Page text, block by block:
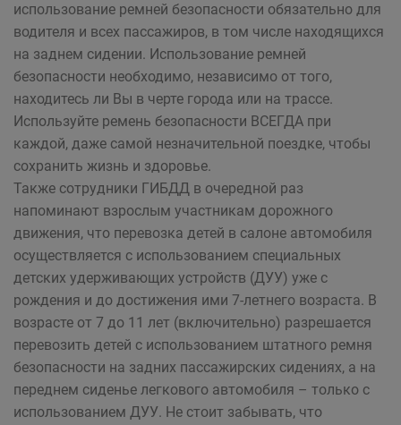
использование ремней безопасности обязательно для
водителя и всех пассажиров, в том числе находящихся
на заднем сидении. Использование ремней
безопасности необходимо, независимо от того,
находитесь ли Вы в черте города или на трассе.
Используйте ремень безопасности ВСЕГДА при
каждой, даже самой незначительной поездке, чтобы
сохранить жизнь и здоровье.
Также сотрудники ГИБДД в очередной раз
напоминают взрослым участникам дорожного
движения, что перевозка детей в салоне автомобиля
осуществляется с использованием специальных
детских удерживающих устройств (ДУУ) уже с
рождения и до достижения ими 7-летнего возраста. В
возрасте от 7 до 11 лет (включительно) разрешается
перевозить детей с использованием штатного ремня
безопасности на задних пассажирских сидениях, а на
переднем сиденье легкового автомобиля – только с
использованием ДУУ. Не стоит забывать, что